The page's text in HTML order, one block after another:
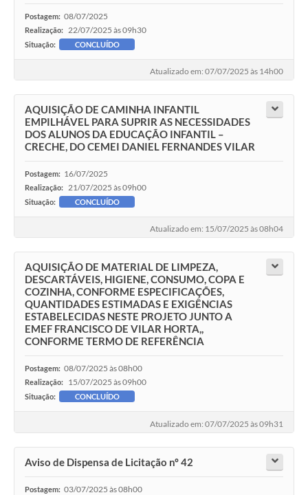
Postagem: 08/07/2025
Realização: 22/07/2025 às 09h30
Situação: CONCLUÍDO
Atualizado em: 07/07/2025 às 14h00
AQUISIÇÃO DE CAMINHA INFANTIL
EMPILHÁVEL PARA SUPRIR AS NECESSIDADES
DOS ALUNOS DA EDUCAÇÃO INFANTIL –
CRECHE, DO CEMEI DANIEL FERNANDES VILAR
Postagem: 16/07/2025
Realização: 21/07/2025 às 09h00
Situação: CONCLUÍDO
Atualizado em: 15/07/2025 às 08h04
AQUISIÇÃO DE MATERIAL DE LIMPEZA,
DESCARTÁVEIS, HIGIENE, CONSUMO, COPA E
COZINHA, CONFORME ESPECIFICAÇÕES,
QUANTIDADES ESTIMADAS E EXIGÊNCIAS
ESTABELECIDAS NESTE PROJETO JUNTO A
EMEF FRANCISCO DE VILAR HORTA,,
CONFORME TERMO DE REFERÊNCIA
Postagem: 08/07/2025 às 08h00
Realização: 15/07/2025 às 09h00
Situação: CONCLUÍDO
Atualizado em: 07/07/2025 às 09h31
Aviso de Dispensa de Licitação nº 42
Postagem: 03/07/2025 às 08h00